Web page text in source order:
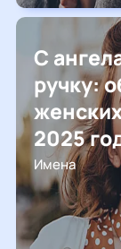
С
ручку:
2025
Имена